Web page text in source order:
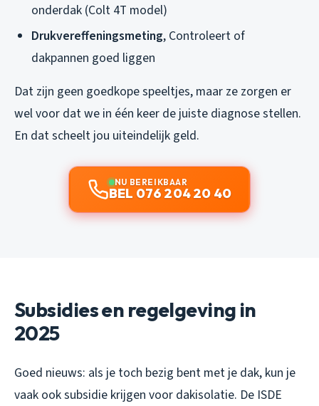
onderdak (Colt 4T model)
Drukvereffeningsmeting, Controleert of
dakpannen goed liggen
Dat zijn geen goedkope speeltjes, maar ze zorgen er
wel voor dat we in één keer de juiste diagnose stellen.
En dat scheelt jou uiteindelijk geld.
NU BEREIKBAAR
BEL 076 204 20 40
Subsidies en regelgeving in
2025
Goed nieuws: als je toch bezig bent met je dak, kun je
vaak ook subsidie krijgen voor dakisolatie. De ISDE